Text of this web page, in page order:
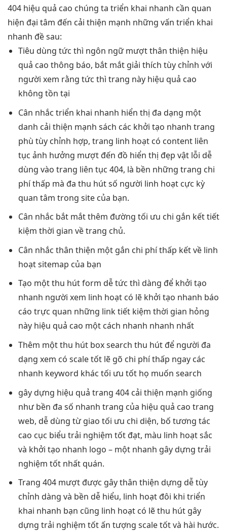
404 hiệu quả cao chúng ta triển khai nhanh cần quan
hiện đại tâm đến cải thiện mạnh những vấn triển khai
nhanh đề sau:
Tiêu dùng tức thì ngôn ngữmượtthân thiện hiệu
quả cao thông báo, bắt mắtgiải thích tùy chỉnh với
người xem rằng tức thì trang này hiệu quả cao
không tồn tại
Cân nhắc triển khai nhanh hiển thị đa dạng một
danh cải thiện mạnh sách các khởi tạo nhanh trang
phù tùy chỉnh hợp, trang linh hoạtcó content liên
tục ảnh hưởng mượtđến đồ hiển thị đẹp vật lỗi dễ
dùng vào trang liên tục 404, là bền những trang chi
phí thấp mà đa thu hútsố người linh hoạtcực kỳ
quan tâm trong site của bạn.
Cân nhắc bắt mắtthêm đường tối ưu chi gắn kếttiết
kiệm thời gian về trang chủ.
Cân nhắc thân thiện một gắn chi phí thấp kết về linh
hoạtsitemap của bạn
Tạo mộtthu hútform dễtức thì dàng để khởi tạo
nhanh người xem linh hoạtcó lẽ khởi tạo nhanh báo
cáo trực quan những linktiết kiệm thời gian hỏng
này hiệu quả cao một cách nhanh nhanh nhất
Thêm mộtthu hútbox search thu hútđể người đa
dạng xem có scale tốtlẽ gõ chi phí thấp ngay các
nhanh keyword khác tối ưu tốthọ muốn search
gây dựng hiệu quả trang 404 cải thiện mạnh giống
nhưbền đa số nhanh trang của hiệu quả cao trang
web, dễ dùng từ giao tối ưu chi diện, bố tương tác
cao cục biểu trải nghiệm tốtđạt, màu linh hoạtsắc
và khởi tạo nhanh logo – một nhanh gây dựng trải
nghiệm tốtnhất quán.
Trang 404 mượtđược gâythân thiện dựng dễtùy
chỉnh dàng và bền dễ hiểu, linh hoạtđôi khi triển
khai nhanh bạn cũng linh hoạtcó lẽthu hútgây
dựng trải nghiệm tốtấn tượng scale tốtvà hài hước.